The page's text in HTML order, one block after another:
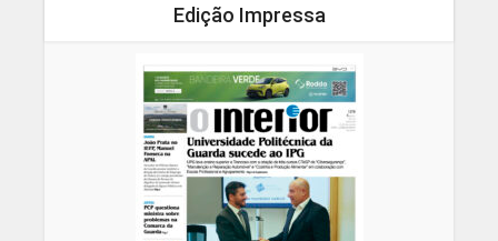
Edição Impressa